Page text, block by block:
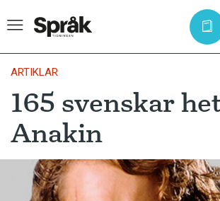
Hem
Artiklar
Krönikor
Språkfrågor
ARTIKLAR
165 svenskar
Anakin